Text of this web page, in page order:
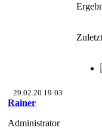
29.02.20 19:03
Rainer
Administrator